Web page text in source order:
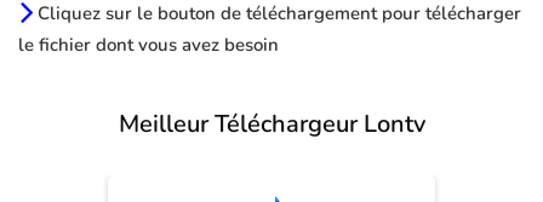
Cliquez sur le bouton de téléchargement pour télécharger
le fichier dont vous avez besoin
Meilleur Téléchargeur Lontv